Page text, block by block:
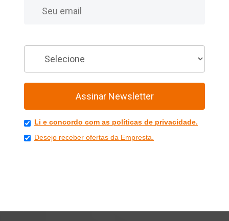
Assinar Newsletter
Li e concordo com as políticas de privacidade.
Desejo receber ofertas da Empresta.